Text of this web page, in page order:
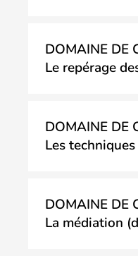
relation
DOMAINE DE
Le repérage
DOMAINE DE
Les
DOMAINE DE
La médiation